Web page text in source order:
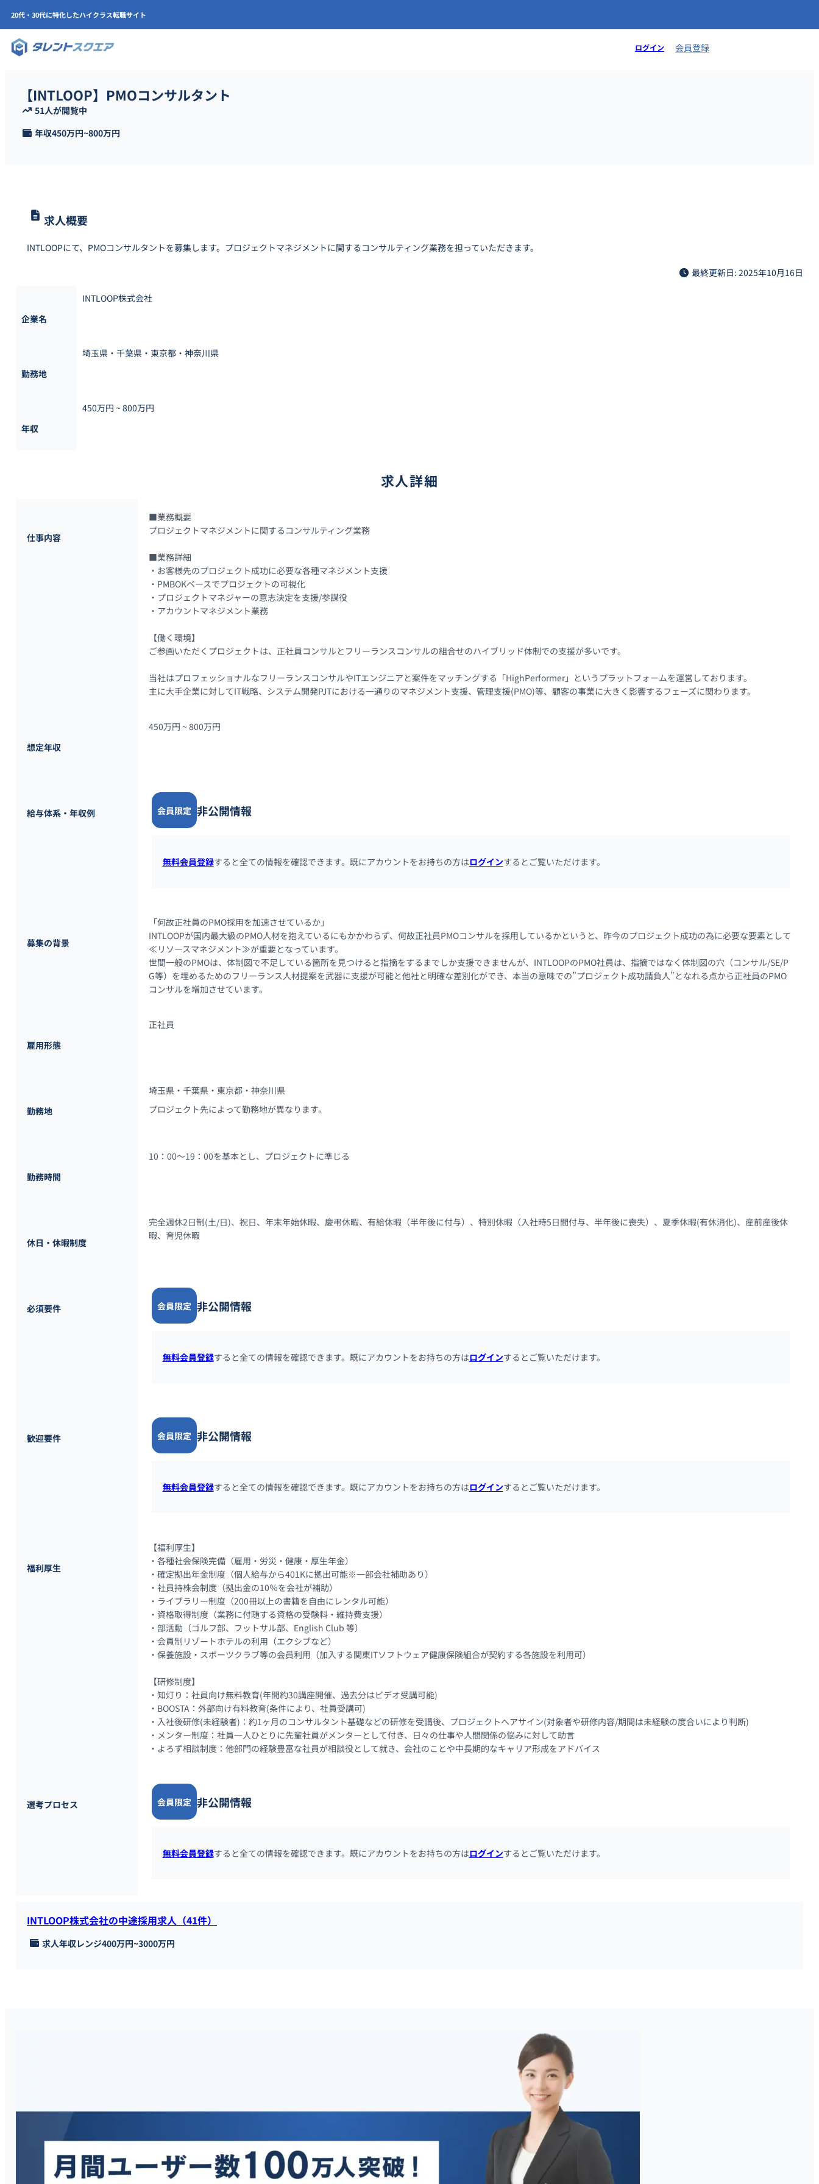
20代・30代に特化したハイクラス転職サイト
ログイン 会員登録
【INTLOOP】PMOコンサルタント
51人が閲覧中
年収450万円~800万円
求人概要
INTLOOPにて、PMOコンサルタントを募集します。プロジェクトマネジメントに関するコンサルティング業務を担っていただきます。
最終更新日: 2025年10月16日
企業名
INTLOOP株式会社
勤務地
埼玉県・千葉県・東京都・神奈川県
年収
450万円 ~ 800万円
求人詳細
仕事内容
■業務概要
プロジェクトマネジメントに関するコンサルティング業務
■業務詳細
・お客様先のプロジェクト成功に必要な各種マネジメント支援
・PMBOKベースでプロジェクトの可視化
・プロジェクトマネジャーの意志決定を支援/参謀役
・アカウントマネジメント業務
【働く環境】
ご参画いただくプロジェクトは、正社員コンサルとフリーランスコンサルの組合せのハイブリッド体制での支援が多いです。
当社はプロフェッショナルなフリーランスコンサルやITエンジニアと案件をマッチングする「HighPerformer」というプラットフォームを運営しております。
主に大手企業に対してIT戦略、システム開発PJTにおける一通りのマネジメント支援、管理支援(PMO)等、顧客の事業に大きく影響するフェーズに関わります。
想定年収
450万円 ~ 800万円
給与体系・年収例 会員限定 非公開情報
無料会員登録すると全ての情報を確認できます。既にアカウントをお持ちの方はログインするとご覧いただけます。
募集の背景
「何故正社員のPMO採用を加速させているか」
INTLOOPが国内最大級のPMO人材を抱えているにもかかわらず、何故正社員PMOコンサルを採用しているかというと、昨今のプロジェクト成功の為に必要な要素として
≪リソースマネジメント≫が重要となっています。
世間一般のPMOは、体制図で不足している箇所を見つけると指摘をするまでしか支援できませんが、INTLOOPのPMO社員は、指摘ではなく体制図の穴（コンサル/SE/P
G等）を埋めるためのフリーランス人材提案を武器に支援が可能と他社と明確な差別化ができ、本当の意味での”プロジェクト成功請負人”となれる点から正社員のPMO
コンサルを増加させています。
雇用形態
正社員
勤務地
埼玉県・千葉県・東京都・神奈川県
プロジェクト先によって勤務地が異なります。
勤務時間
10：00～19：00を基本とし、プロジェクトに準じる
休日・休暇制度
完全週休2日制(土/日)、祝日、年末年始休暇、慶弔休暇、有給休暇（半年後に付与）、特別休暇（入社時5日間付与、半年後に喪失）、夏季休暇(有休消化)、産前産後休
暇、育児休暇
必須要件 会員限定 非公開情報
無料会員登録すると全ての情報を確認できます。既にアカウントをお持ちの方はログインするとご覧いただけます。
歓迎要件 会員限定 非公開情報
無料会員登録すると全ての情報を確認できます。既にアカウントをお持ちの方はログインするとご覧いただけます。
福利厚生
【福利厚生】
・各種社会保険完備（雇用・労災・健康・厚生年金）
・確定拠出年金制度（個人給与から401Kに拠出可能※一部会社補助あり）
・社員持株会制度（拠出金の10％を会社が補助）
・ライブラリー制度（200冊以上の書籍を自由にレンタル可能）
・資格取得制度（業務に付随する資格の受験料・維持費支援）
・部活動（ゴルフ部、フットサル部、English Club 等）
・会員制リゾートホテルの利用（エクシブなど）
・保養施設・スポーツクラブ等の会員利用（加入する関東ITソフトウェア健康保険組合が契約する各施設を利用可）
【研修制度】
・知灯り：社員向け無料教育(年間約30講座開催、過去分はビデオ受講可能)
・BOOSTA：外部向け有料教育(条件により、社員受講可)
・入社後研修(未経験者)：約1ヶ月のコンサルタント基礎などの研修を受講後、プロジェクトへアサイン(対象者や研修内容/期間は未経験の度合いにより判断)
・メンター制度：社員一人ひとりに先輩社員がメンターとして付き、日々の仕事や人間関係の悩みに対して助言
・よろず相談制度：他部門の経験豊富な社員が相談役として就き、会社のことや中長期的なキャリア形成をアドバイス
選考プロセス 会員限定 非公開情報
無料会員登録すると全ての情報を確認できます。既にアカウントをお持ちの方はログインするとご覧いただけます。
INTLOOP株式会社の中途採用求人（41件）
求人年収レンジ400万円~3000万円